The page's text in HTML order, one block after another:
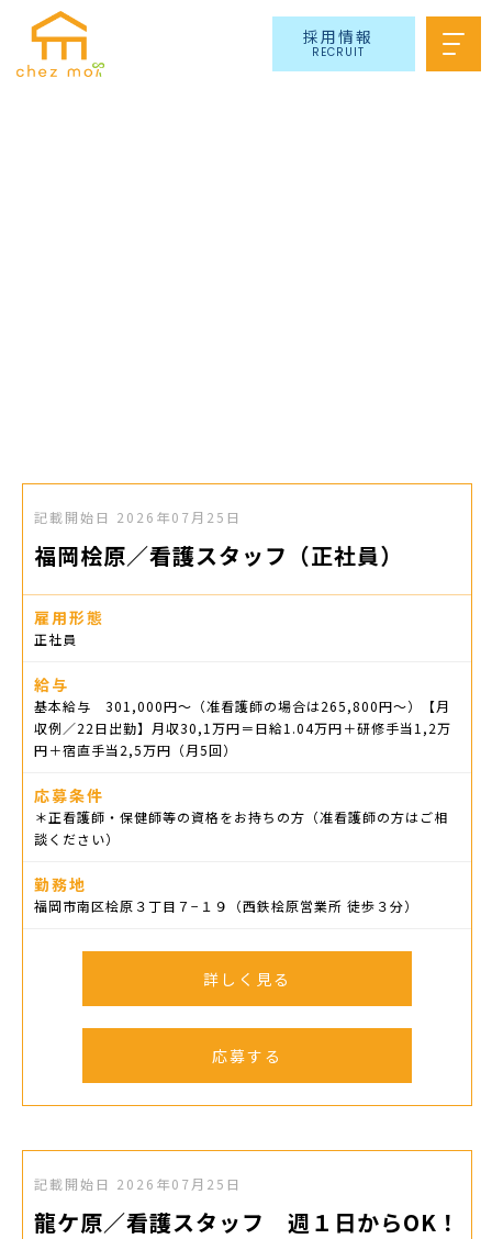
採用情報
RECRUIT
記載開始日 2026年07月25日
福岡桧原／看護スタッフ（正社員）
雇用形態
正社員
給与
基本給与 301,000円〜（准看護師の場合は265,800円〜）【月
収例／22日出勤】月収30,1万円＝日給1.04万円＋研修手当1,2万
円＋宿直手当2,5万円（月5回）
応募条件
＊正看護師・保健師等の資格をお持ちの方（准看護師の方はご相
談ください）
勤務地
福岡市南区桧原３丁目７−１９（西鉄桧原営業所 徒歩３分）
詳しく見る
応募する
記載開始日 2026年07月25日
龍ケ原／看護スタッフ 週１日からOK！